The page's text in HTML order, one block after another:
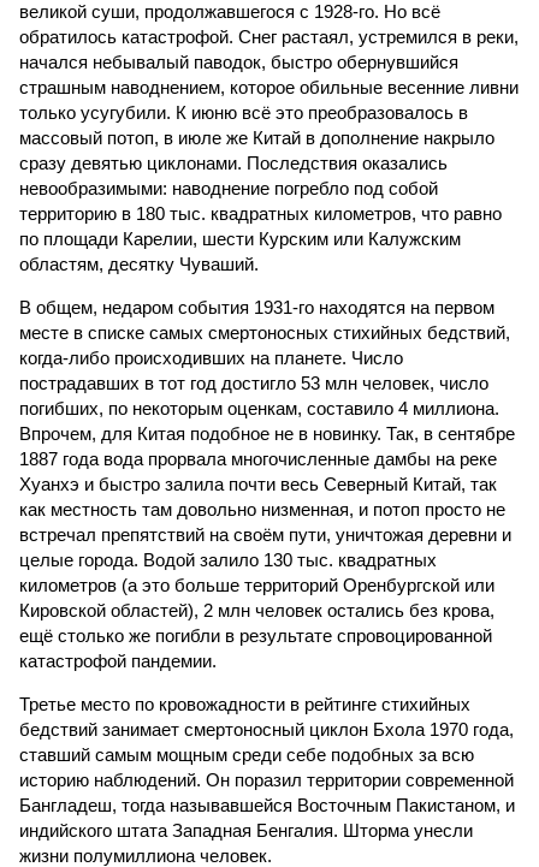
великой суши, продолжавшегося с 1928-го. Но всё
обратилось катастрофой. Снег растаял, устремился в реки,
начался небывалый паводок, быстро обернувшийся
страшным наводнением, которое обильные весенние ливни
только усугубили. К июню всё это преобразовалось в
массовый потоп, в июле же Китай в дополнение накрыло
сразу девятью циклонами. Последствия оказались
невообразимыми: наводнение погребло под собой
территорию в 180 тыс. квадратных километров, что равно
по площади Карелии, шести Курским или Калужским
областям, десятку Чуваший.
В общем, недаром события 1931-го находятся на первом
месте в списке самых смертоносных стихийных бедствий,
когда-либо происходивших на планете. Число
пострадавших в тот год достигло 53 млн человек, число
погибших, по некоторым оценкам, составило 4 миллиона.
Впрочем, для Китая подобное не в новинку. Так, в сентябре
1887 года вода прорвала многочисленные дамбы на реке
Хуанхэ и быстро залила почти весь Северный Китай, так
как местность там довольно низменная, и потоп просто не
встречал препятствий на своём пути, уничтожая деревни и
целые города. Водой залило 130 тыс. квадратных
километров (а это больше территорий Оренбургской или
Кировской областей), 2 млн человек остались без крова,
ещё столько же погибли в результате спровоцированной
катастрофой пандемии.
Третье место по кровожадности в рейтинге стихийных
бедствий занимает смертоносный циклон Бхола 1970 года,
ставший самым мощным среди себе подобных за всю
историю наблюдений. Он поразил территории современной
Бангладеш, тогда называвшейся Восточным Пакистаном, и
индийского штата Западная Бенгалия. Шторма унесли
жизни полумиллиона человек.